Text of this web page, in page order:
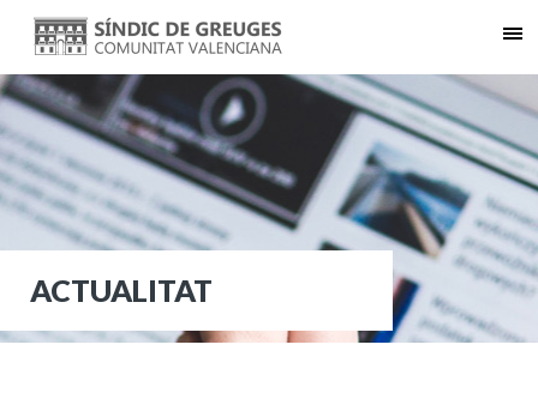
ACTUALITAT